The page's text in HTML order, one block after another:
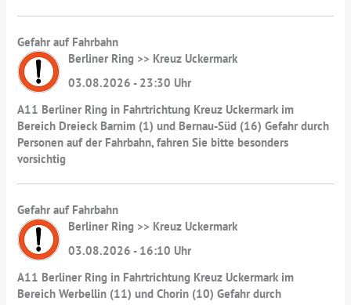
Gefahr auf Fahrbahn
Berliner Ring >> Kreuz Uckermark
03.08.2026 - 23:30 Uhr
A11 Berliner Ring in Fahrtrichtung Kreuz Uckermark im
Bereich Dreieck Barnim (1) und Bernau-Süd (16) Gefahr durch
Personen auf der Fahrbahn, fahren Sie bitte besonders
vorsichtig
Gefahr auf Fahrbahn
Berliner Ring >> Kreuz Uckermark
03.08.2026 - 16:10 Uhr
A11 Berliner Ring in Fahrtrichtung Kreuz Uckermark im
Bereich Werbellin (11) und Chorin (10) Gefahr durch